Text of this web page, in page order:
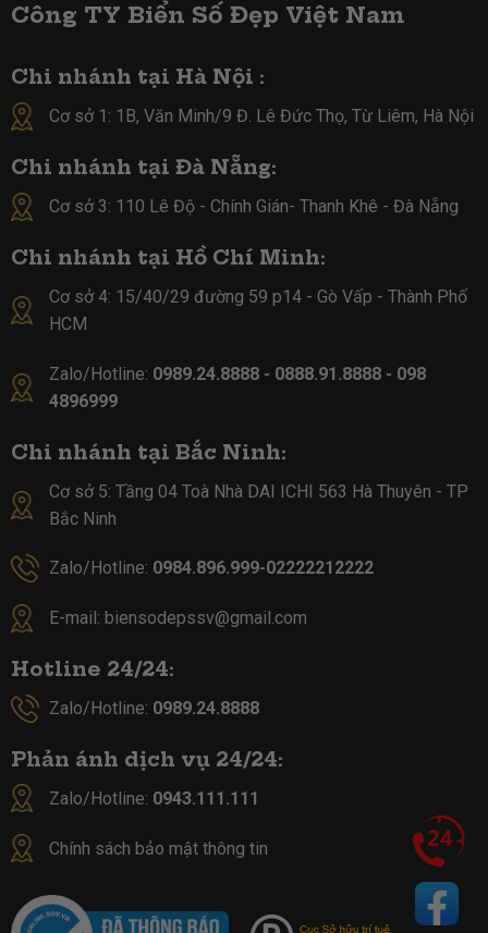
Công TY Biển Số Đẹp Việt Nam
Chi nhánh tại Hà Nội :
Cơ sở 1: 1B, Văn Minh/9 Đ. Lê Đức Thọ, Từ Liêm, Hà Nội
Chi nhánh tại Đà Nẵng:
Cơ sở 3: 110 Lê Độ - Chính Gián- Thanh Khê - Đà Nẵng
Chi nhánh tại Hồ Chí Minh:
Cơ sở 4: 15/40/29 đường 59 p14 - Gò Vấp - Thành Phố
HCM
Zalo/Hotline: 0989.24.8888 - 0888.91.8888 - 098
4896999
Chi nhánh tại Bắc Ninh:
Cơ sở 5: Tầng 04 Toà Nhà DAI ICHI 563 Hà Thuyên - TP
Bắc Ninh
Zalo/Hotline: 0984.896.999-02222212222
E-mail: biensodepssv@gmail.com
Hotline 24/24:
Zalo/Hotline: 0989.24.8888
Phản ánh dịch vụ 24/24:
Zalo/Hotline: 0943.111.111
Chính sách bảo mật thông tin